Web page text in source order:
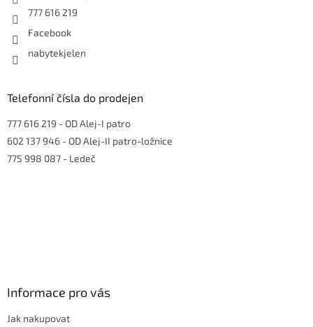
777 616 219
Facebook
nabytekjelen
Telefonní čísla do prodejen
777 616 219 - OD Alej-I patro
602 137 946 - OD Alej-II patro-ložnice
775 998 087 - Ledeč
Informace pro vás
Jak nakupovat